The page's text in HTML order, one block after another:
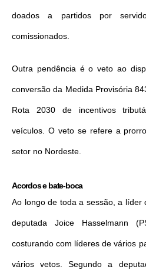
doados a partidos por
comissionados.
Outra pendência é o veto ao
conversão da Medida Provisória
Rota 2030 de incentivos
veículos. O veto se refere a
setor no Nordeste.
Acordos e bate-boca
Ao longo de toda a sessão, a líder
deputada Joice Hasselmann
costurando com líderes de vários
vários vetos. Segundo a